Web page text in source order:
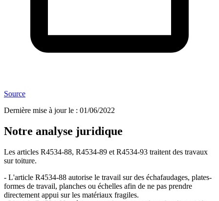
Source
Dernière mise à jour le : 01/06/2022
Notre analyse juridique
Les articles R4534-88, R4534-89 et R4534-93 traitent des travaux
sur toiture.
- L'article R4534-88 autorise le travail sur des échafaudages, plates-
formes de travail, planches ou échelles afin de ne pas prendre
directement appui sur les matériaux fragiles.